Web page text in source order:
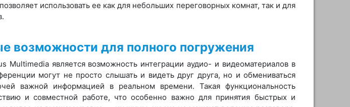
использовать ее как для небольших переговорных комнат, так и для
возможности для полного погружения
Multimedia является возможность интеграции аудио- и видеоматериалов в
могут не просто слышать и видеть друг друга, но и обмениваться
важной информацией в реальном времени. Такая функциональность
и совместной работе, что особенно важно для принятия быстрых и